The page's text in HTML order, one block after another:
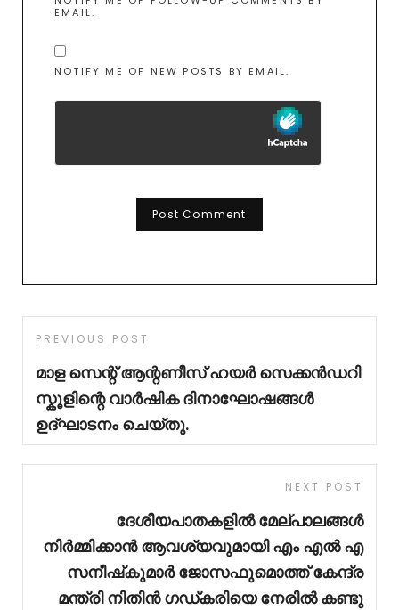
EMAIL.
NOTIFY ME OF NEW POSTS BY EMAIL.
PREVIOUS POST
മാള സെന്റ് ആന്റണീസ് ഹയർ സെക്കൻഡറി
സ്കൂളിന്റെ വാർഷിക ദിനാഘോഷങ്ങൾ
ഉദ്ഘാടനം ചെയ്തു.
NEXT POST
ദേശീയപാതകളിൽ മേല്പാലങ്ങൾ
നിർമ്മിക്കാൻ ആവശ്യവുമായി എം എൽ എ
സനീഷ്‌കുമാർ ജോസഫുമൊത്ത് കേന്ദ്ര
മന്ത്രി നിതിൻ ഗഡ്കരിയെ നേരിൽ കണ്ടു